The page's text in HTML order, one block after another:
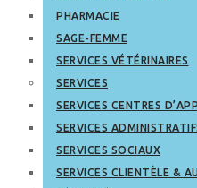
PHARMACIE
SAGE-FEMME
SERVICES VÉTÉRINAIRES
SERVICES
SERVICES CENTRES
SERVICES
SERVICES SOCIAUX
SERVICES CLIENTÈLE &